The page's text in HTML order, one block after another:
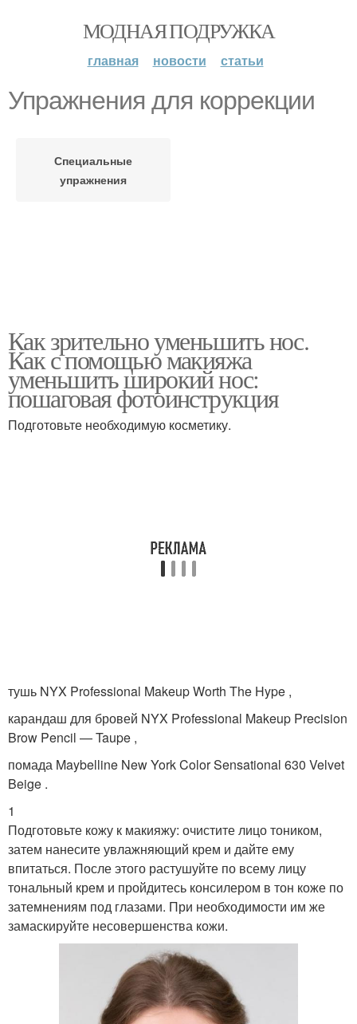
МОДНАЯ ПОДРУЖКА
главная новости статьи
Упражнения для коррекции
Специальные
упражнения
Как зрительно уменьшить нос.
Как с помощью макияжа
уменьшить широкий нос:
пошаговая фотоинструкция
Подготовьте необходимую косметику.
тушь NYX Professional Makeup Worth The Hype ,
карандаш для бровей NYX Professional Makeup Precision
Brow Pencil — Taupe ,
помада Maybelline New York Color Sensational 630 Velvet
Beige .
1
Подготовьте кожу к макияжу: очистите лицо тоником,
затем нанесите увлажняющий крем и дайте ему
впитаться. После этого растушуйте по всему лицу
тональный крем и пройдитесь консилером в тон коже по
затемнениям под глазами. При необходимости им же
замаскируйте несовершенства кожи.